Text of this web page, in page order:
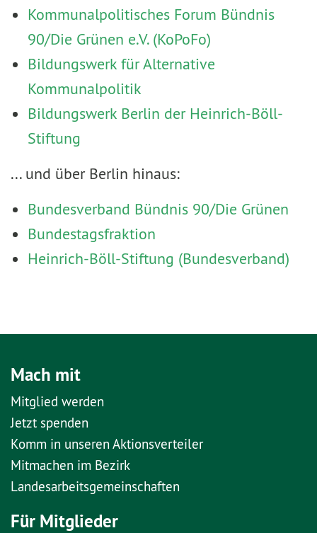
Kommunalpolitisches Forum Bündnis
90/Die Grünen e.V. (KoPoFo)
Bildungswerk für Alternative
Kommunalpolitik
Bildungswerk Berlin der Heinrich-Böll-
Stiftung
... und über Berlin hinaus:
Bundesverband Bündnis 90/Die Grünen
Bundestagsfraktion
Heinrich-Böll-Stiftung (Bundesverband)
Mach mit
Mitglied werden
Jetzt spenden
Komm in unseren Aktionsverteiler
Mitmachen im Bezirk
Landesarbeitsgemeinschaften
Für Mitglieder